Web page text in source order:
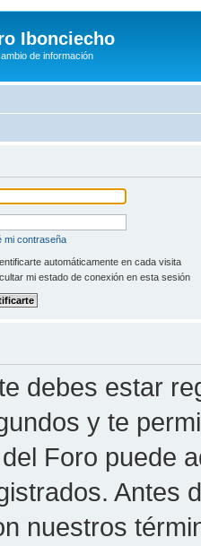
Ibonciecho
de información
mi contraseña
automáticamente en cada visita
mi estado de conexión en esta sesión
debes estar
y te
Foro puede
Antes
nuestros